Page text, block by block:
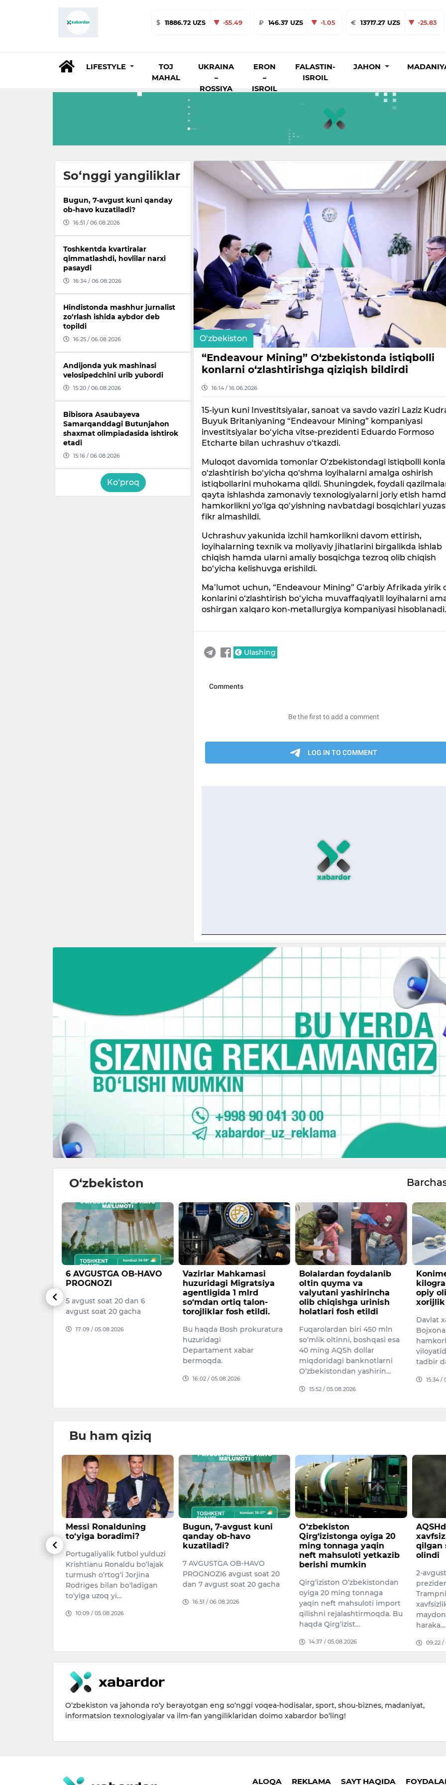
$ 11886.72 UZS -55.49 ₽ 146.37 UZS -1.05 € 13717.27 UZS -25.83
LIFESTYLE
TOJ
MAHAL
UKRAINA
–
ROSSIYA
ERON
–
ISROIL
FALASTIN-
ISROIL
JAHON
So‘nggi yangiliklar
Bugun, 7-avgust kuni qanday
ob-havo kuzatiladi?
16:51 / 06.08.2026
Toshkentda kvartiralar
qimmatlashdi, hovlilar narxi
pasaydi
16:34 / 06.08.2026
Hindistonda mashhur jurnalist
zo‘rlash ishida aybdor deb
topildi
16:25 / 06.08.2026
Andijonda yuk mashinasi
velosipedchini urib yubordi
15:20 / 06.08.2026
Bibisora Asaubayeva
Samarqanddagi Butunjahon
shaxmat olimpiadasida ishtirok
etadi
15:16 / 06.08.2026
Ko‘proq
O‘zbekiston
“Endeavour Mining” O‘zbekistonda istiqbolli
konlarni o‘zlashtirishga qiziqish bildirdi
16:14 / 16.06.2026
15-iyun kuni Investitsiyalar, sanoat va savdo vaziri Laziz
Buyuk Britaniyaning “Endeavour Mining” kompaniyasi
investitsiyalar bo‘yicha vitse-prezidenti Eduardo Formoso
Etcharte bilan uchrashuv o‘tkazdi.
Muloqot davomida tomonlar O‘zbekistondagi istiqbolli
o‘zlashtirish bo‘yicha qo‘shma loyihalarni amalga oshirish
istiqbollarini muhokama qildi. Shuningdek, foydali
qayta ishlashda zamonaviy texnologiyalarni joriy etish
hamkorlikni yo‘lga qo‘yishning navbatdagi bosqichlari
fikr almashildi.
Uchrashuv yakunida izchil hamkorlikni davom ettirish,
loyihalarning texnik va moliyaviy jihatlarini birgalikda ishlab
chiqish hamda ularni amaliy bosqichga tezroq olib chiqish
bo‘yicha kelishuvga erishildi.
Ma’lumot uchun, “Endeavour Mining” G‘arbiy Afrikada yirik
konlarini o‘zlashtirish bo‘yicha muvaffaqiyatli loyihalarni
oshirgan xalqaro kon-metallurgiya kompaniyasi hisoblanadi.
Ulashing
O‘zbekiston
6 AVGUSTGA OB-HAVO
PROGNOZI
5 avgust soat 20 dan 6
avgust soat 20 gacha
17:09 / 05.08.2026
Vazirlar Mahkamasi
huzuridagi Migratsiya
agentligida 1 mlrd
so‘mdan ortiq talon-
torojliklar fosh etildi.
Bu haqda Bosh prokuratura
huzuridagi
Departament xabar
bermoqda.
16:02 / 05.08.2026
Bolalardan foydalanib
oltin quyma va
valyutani yashirincha
olib chiqishga urinish
holatlari fosh etildi
Fuqarolardan biri 450 mln
so‘mlik oltinni, boshqasi esa
40 ming AQSh dollar
miqdoridagi banknotlarni
O‘zbekistondan yashirin…
15:52 / 05.08.2026
opiy
xorijlik
Davlat
tadbir
15:34 /
Bu ham qiziq
sodir
Messi Ronalduning
to‘yiga boradimi?
Portugaliyalik futbol yulduzi
Krishtianu Ronaldu bo‘lajak
turmush o‘rtog‘i Jorjina
Rodriges bilan bo‘ladigan
to‘yiga uzoq yi…
10:09 / 05.08.2026
Bugun, 7-avgust kuni
qanday ob-havo
kuzatiladi?
7 AVGUSTGA OB-HAVO
PROGNOZI6 avgust soat 20
dan 7 avgust soat 20 gacha
16:51 / 06.08.2026
O‘zbekiston
Qirg‘izistonga oyiga 20
ming tonnaga yaqin
neft mahsuloti yetkazib
berishi mumkin
Qirg‘iziston O‘zbekistondan
oyiga 20 ming tonnaga
yaqin neft mahsuloti import
qilishni rejalashtirmoqda. Bu
haqda Qirg‘izist…
14:37 / 05.08.2026
qilgan
olindi
2-
haraka…
09:22 /
O‘zbekiston va jahonda ro‘y berayotgan eng so‘nggi voqea-hodisalar, sport, shou-biznes, madaniyat,
informatsion texnologiyalar va ilm-fan yangiliklaridan doimo xabardor bo‘ling!
ALOQA REKLAMA SAYT HAQIDA